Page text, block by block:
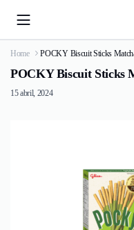
Home POCKY Biscuit Sticks
POCKY Biscuit Sticks
15 abril, 2024